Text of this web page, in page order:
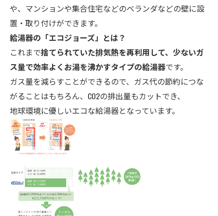
や、マンションや集合住宅などのベランダなどの壁に設
置・取り付けができます。
給湯器の「エコジョーズ」とは？
これまで捨てられていた排気熱を再利用して、少ないガ
ス量で効率よくお湯を沸かすタイプの給湯器です。
ガス量を減らすことができるので、ガス代の節約につな
がることはもちろん、CO2の排出量もカットでき、
地球環境に優しいエコな給湯器となっています。